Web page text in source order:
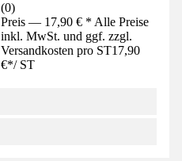
(0)
Preis — 17,90 € * Alle Preise
inkl. MwSt. und ggf. zzgl.
Versandkosten pro ST17,90
€*/ ST